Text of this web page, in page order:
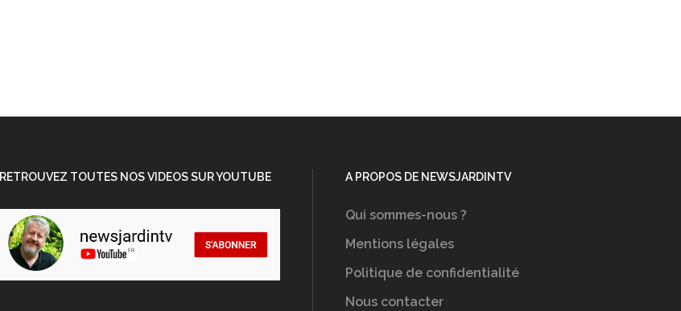
RETROUVEZ TOUTES NOS VIDEOS SUR YOUTUBE A PROPOS DE NEWSJARDINTV
Qui sommes-nous ?
Mentions légales
Politique de confidentialité
Nous contacter